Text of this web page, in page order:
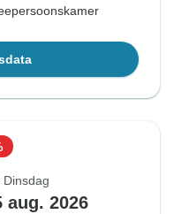
Dinsdag
aug. 2026